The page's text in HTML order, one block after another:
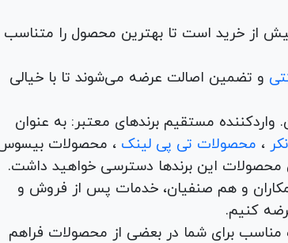
از خرید است تا بهترین محصول را متناسب
و تضمین اصالت عرضه می‌شوند تا با خیالی
ممکن. واردکننده مستقیم برندهای معتبر: به عنوان
، محصولات تی پی لینک ، محصولات
این برندها دسترسی خواهید داشت.
قیمت رقابتی برای همکاران و هم صنفیان، خدمات پس از فروش و
کنیم.
برای شما در بعضی از محصولات فراهم